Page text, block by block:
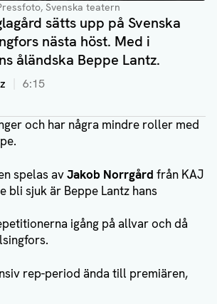
Svenska teatern
sätts upp på Svenska
nästa höst. Med i
åländska Beppe Lantz.
6:15
och har några mindre roller med
spelas avJakob Norrgård från KAJ
bli sjuk är Beppe Lantz hans
igång på allvar och då
rep-period ända till premiären,